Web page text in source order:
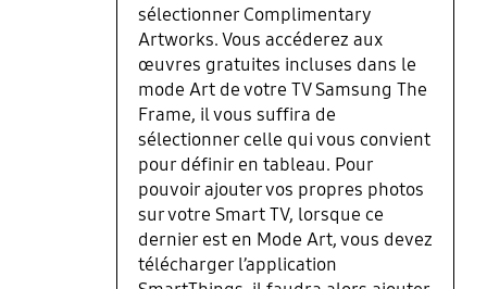
sélectionner Complimentary
Artworks. Vous accéderez aux
œuvres gratuites incluses dans le
mode Art de votre TV Samsung The
Frame, il vous suffira de
sélectionner celle qui vous convient
pour définir en tableau. Pour
pouvoir ajouter vos propres photos
sur votre Smart TV, lorsque ce
dernier est en Mode Art, vous devez
télécharger l’application